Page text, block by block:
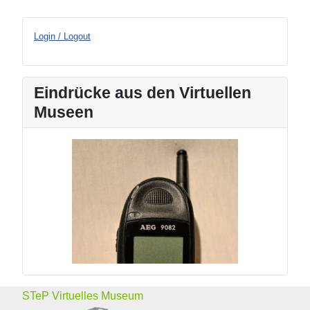
Login / Logout
Eindrücke aus den Virtuellen
Museen
STeP Virtuelles Museum